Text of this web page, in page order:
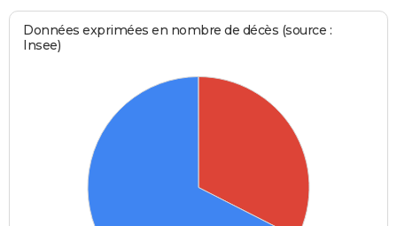
Données exprimées en nombre de décès (source :
Insee)